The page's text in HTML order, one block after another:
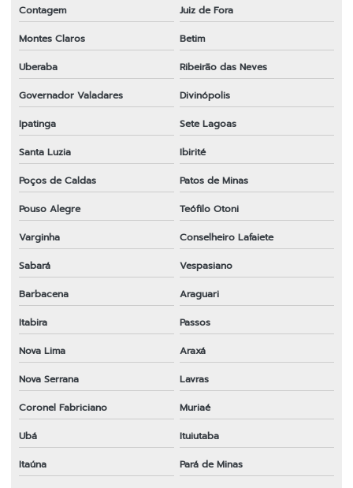
Transmissão para roçadeira importada
Venda de peças para roçadeiras
Contagem
Juiz de Fora
Montes Claros
Betim
Uberaba
Ribeirão das Neves
Governador Valadares
Divinópolis
Ipatinga
Sete Lagoas
Santa Luzia
Ibirité
Poços de Caldas
Patos de Minas
Pouso Alegre
Teófilo Otoni
Varginha
Conselheiro Lafaiete
Sabará
Vespasiano
Barbacena
Araguari
Itabira
Passos
Nova Lima
Araxá
Nova Serrana
Lavras
Coronel Fabriciano
Muriaé
Ubá
Ituiutaba
Itaúna
Pará de Minas